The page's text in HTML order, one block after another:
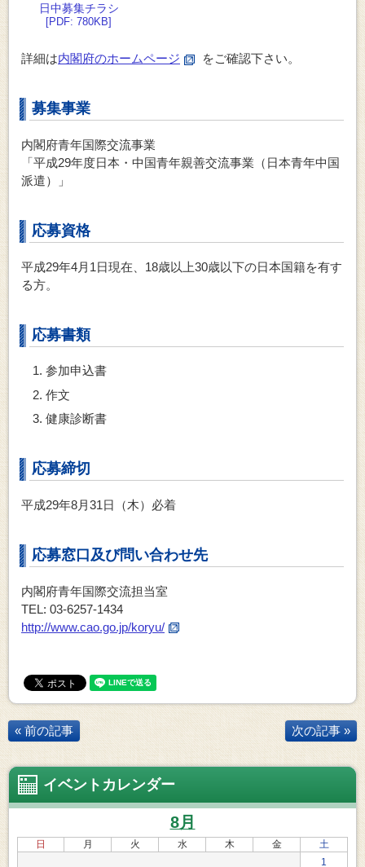
日中募集チラシ
[PDF: 780KB]
詳細は内閣府のホームページ をご確認下さい。
募集事業
内閣府青年国際交流事業
「平成29年度日本・中国青年親善交流事業（日本青年中国
派遣）」
応募資格
平成29年4月1日現在、18歳以上30歳以下の日本国籍を有す
る方。
応募書類
参加申込書
作文
健康診断書
応募締切
平成29年8月31日（木）必着
応募窓口及び問い合わせ先
内閣府青年国際交流担当室
TEL: 03-6257-1434
http://www.cao.go.jp/koryu/
« 前の記事 次の記事 »
イベントカレンダー
8月
日 月 火 水 木 金
土
1